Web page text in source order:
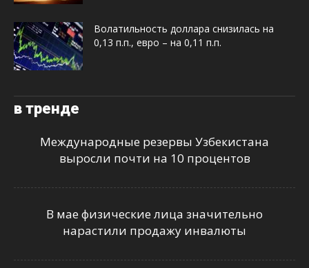
Волатильность доллара снизилась на
0,13 п.п., евро – на 0,11 п.п.
в тренде
Международные резервы Узбекистана
выросли почти на 10 процентов
В мае физические лица значительно
нарастили продажу инвалюты